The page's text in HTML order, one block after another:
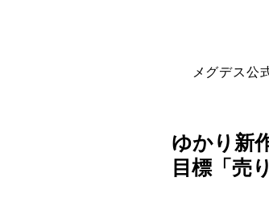
メグデス公
ゆかり新
目標「売